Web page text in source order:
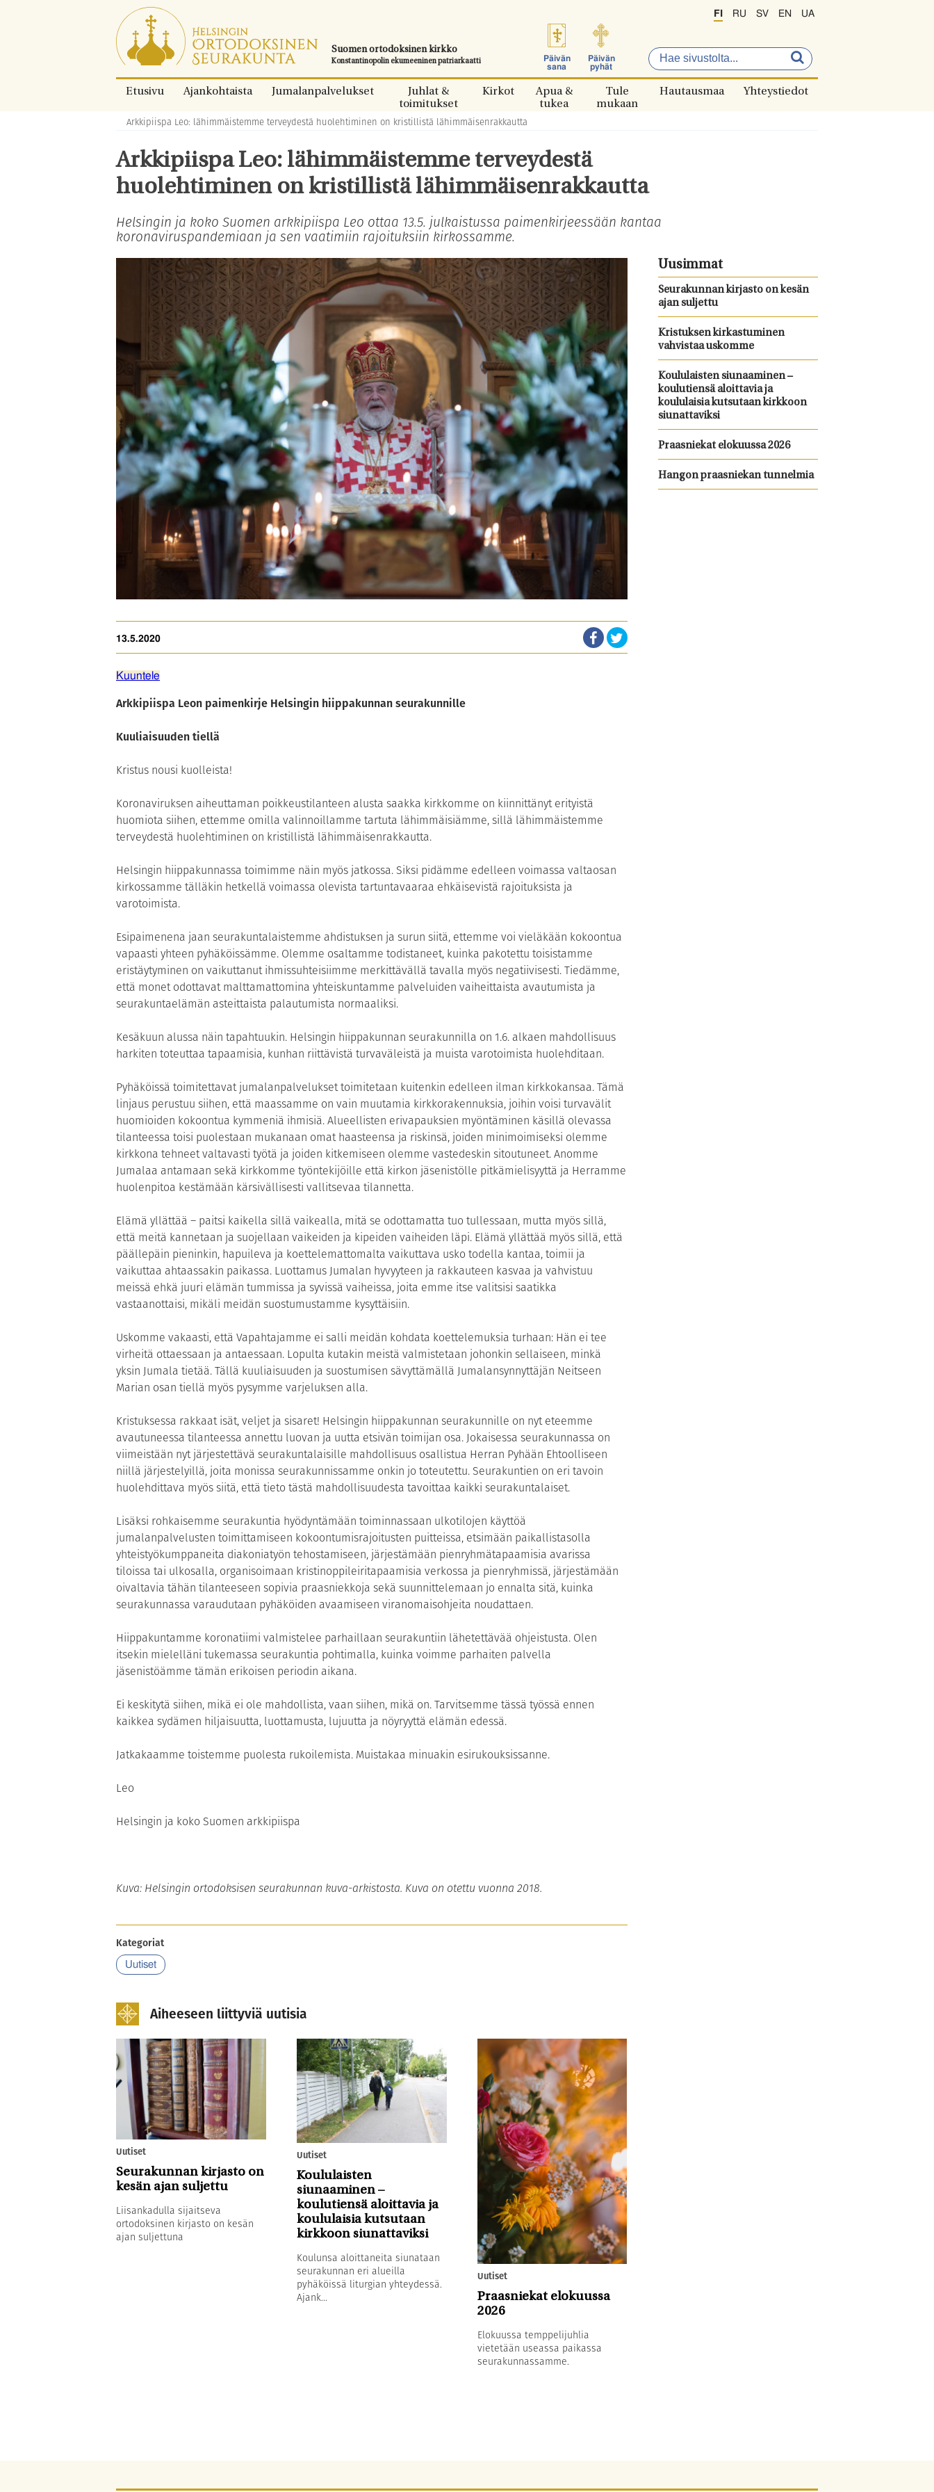
Siirry
suoraan
sisältöön.
Suomen ortodoksinen kirkko
Konstantinopolin ekumeeninen patriarkaatti
Päivän
sana
Päivän
pyhät
FI RU SV EN UA
Etusivu Ajankohtaista Jumalanpalvelukset
Juhlat &
toimitukset
Kirkot
Apua &
tukea
Tule
mukaan
Hautausmaa Yhteystiedot
Murupolku:
Arkkipiispa Leo: lähimmäistemme terveydestä huolehtiminen on kristillistä lähimmäisenrakkautta
Arkkipiispa Leo: lähimmäistemme terveydestä
huolehtiminen on kristillistä lähimmäisenrakkautta
Helsingin ja koko Suomen arkkipiispa Leo ottaa 13.5. julkaistussa paimenkirjeessään kantaa
koronaviruspandemiaan ja sen vaatimiin rajoituksiin kirkossamme.
13.5.2020
Kuuntele
Arkkipiispa Leon paimenkirje Helsingin hiippakunnan seurakunnille
Kuuliaisuuden tiellä
Kristus nousi kuolleista!
Koronaviruksen aiheuttaman poikkeustilanteen alusta saakka kirkkomme on kiinnittänyt erityistä
huomiota siihen, ettemme omilla valinnoillamme tartuta lähimmäisiämme, sillä lähimmäistemme
terveydestä huolehtiminen on kristillistä lähimmäisenrakkautta.
Helsingin hiippakunnassa toimimme näin myös jatkossa. Siksi pidämme edelleen voimassa valtaosan
kirkossamme tälläkin hetkellä voimassa olevista tartuntavaaraa ehkäisevistä rajoituksista ja
varotoimista.
Esipaimenena jaan seurakuntalaistemme ahdistuksen ja surun siitä, ettemme voi vieläkään kokoontua
vapaasti yhteen pyhäköissämme. Olemme osaltamme todistaneet, kuinka pakotettu toisistamme
eristäytyminen on vaikuttanut ihmissuhteisiimme merkittävällä tavalla myös negatiivisesti. Tiedämme,
että monet odottavat malttamattomina yhteiskuntamme palveluiden vaiheittaista avautumista ja
seurakuntaelämän asteittaista palautumista normaaliksi.
Kesäkuun alussa näin tapahtuukin. Helsingin hiippakunnan seurakunnilla on 1.6. alkaen mahdollisuus
harkiten toteuttaa tapaamisia, kunhan riittävistä turvaväleistä ja muista varotoimista huolehditaan.
Pyhäköissä toimitettavat jumalanpalvelukset toimitetaan kuitenkin edelleen ilman kirkkokansaa. Tämä
linjaus perustuu siihen, että maassamme on vain muutamia kirkkorakennuksia, joihin voisi turvavälit
huomioiden kokoontua kymmeniä ihmisiä. Alueellisten erivapauksien myöntäminen käsillä olevassa
tilanteessa toisi puolestaan mukanaan omat haasteensa ja riskinsä, joiden minimoimiseksi olemme
kirkkona tehneet valtavasti työtä ja joiden kitkemiseen olemme vastedeskin sitoutuneet. Anomme
Jumalaa antamaan sekä kirkkomme työntekijöille että kirkon jäsenistölle pitkämielisyyttä ja Herramme
huolenpitoa kestämään kärsivällisesti vallitsevaa tilannetta.
Elämä yllättää – paitsi kaikella sillä vaikealla, mitä se odottamatta tuo tullessaan, mutta myös sillä,
että meitä kannetaan ja suojellaan vaikeiden ja kipeiden vaiheiden läpi. Elämä yllättää myös sillä, että
päällepäin pieninkin, hapuileva ja koettelemattomalta vaikuttava usko todella kantaa, toimii ja
vaikuttaa ahtaassakin paikassa. Luottamus Jumalan hyvyyteen ja rakkauteen kasvaa ja vahvistuu
meissä ehkä juuri elämän tummissa ja syvissä vaiheissa, joita emme itse valitsisi saatikka
vastaanottaisi, mikäli meidän suostumustamme kysyttäisiin.
Uskomme vakaasti, että Vapahtajamme ei salli meidän kohdata koettelemuksia turhaan: Hän ei tee
virheitä ottaessaan ja antaessaan. Lopulta kutakin meistä valmistetaan johonkin sellaiseen, minkä
yksin Jumala tietää. Tällä kuuliaisuuden ja suostumisen sävyttämällä Jumalansynnyttäjän Neitseen
Marian osan tiellä myös pysymme varjeluksen alla.
Kristuksessa rakkaat isät, veljet ja sisaret! Helsingin hiippakunnan seurakunnille on nyt eteemme
avautuneessa tilanteessa annettu luovan ja uutta etsivän toimijan osa. Jokaisessa seurakunnassa on
viimeistään nyt järjestettävä seurakuntalaisille mahdollisuus osallistua Herran Pyhään Ehtoolliseen
niillä järjestelyillä, joita monissa seurakunnissamme onkin jo toteutettu. Seurakuntien on eri tavoin
huolehdittava myös siitä, että tieto tästä mahdollisuudesta tavoittaa kaikki seurakuntalaiset.
Lisäksi rohkaisemme seurakuntia hyödyntämään toiminnassaan ulkotilojen käyttöä
jumalanpalvelusten toimittamiseen kokoontumisrajoitusten puitteissa, etsimään paikallistasolla
yhteistyökumppaneita diakoniatyön tehostamiseen, järjestämään pienryhmätapaamisia avarissa
tiloissa tai ulkosalla, organisoimaan kristinoppileiritapaamisia verkossa ja pienryhmissä, järjestämään
oivaltavia tähän tilanteeseen sopivia praasniekkoja sekä suunnittelemaan jo ennalta sitä, kuinka
seurakunnassa varaudutaan pyhäköiden avaamiseen viranomaisohjeita noudattaen.
Hiippakuntamme koronatiimi valmistelee parhaillaan seurakuntiin lähetettävää ohjeistusta. Olen
itsekin mielelläni tukemassa seurakuntia pohtimalla, kuinka voimme parhaiten palvella
jäsenistöämme tämän erikoisen periodin aikana.
Ei keskitytä siihen, mikä ei ole mahdollista, vaan siihen, mikä on. Tarvitsemme tässä työssä ennen
kaikkea sydämen hiljaisuutta, luottamusta, lujuutta ja nöyryyttä elämän edessä.
Jatkakaamme toistemme puolesta rukoilemista. Muistakaa minuakin esirukouksissanne.
Leo
Helsingin ja koko Suomen arkkipiispa
Kuva: Helsingin ortodoksisen seurakunnan kuva-arkistosta. Kuva on otettu vuonna 2018.
Kategoriat
Uutiset
Aiheeseen liittyviä uutisia
Uutiset
Seurakunnan kirjasto on
kesän ajan suljettu
Liisankadulla sijaitseva
ortodoksinen kirjasto on kesän
ajan suljettuna
Uutiset
Koululaisten
siunaaminen –
koulutiensä aloittavia ja
koululaisia kutsutaan
kirkkoon siunattaviksi
Koulunsa aloittaneita siunataan
seurakunnan eri alueilla
pyhäköissä liturgian yhteydessä.
Ajank...
Uutiset
Praasniekat elokuussa
2026
Elokuussa temppelijuhlia
vietetään useassa paikassa
seurakunnassamme.
Uusimmat
Seurakunnan kirjasto on kesän
ajan suljettu
Kristuksen kirkastuminen
vahvistaa uskomme
Koululaisten siunaaminen –
koulutiensä aloittavia ja
koululaisia kutsutaan kirkkoon
siunattaviksi
Praasniekat elokuussa 2026
Hangon praasniekan tunnelmia